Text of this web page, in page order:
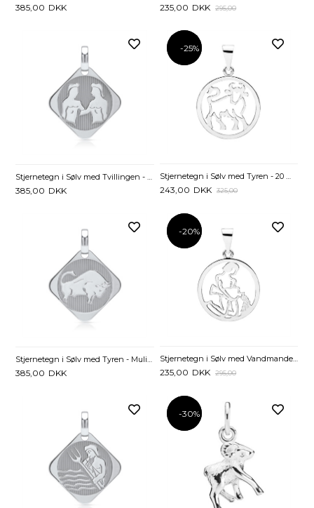
385,00 DKK 235,00 DKK 295,00
385,00 DKK
-25%
-25%
Stjernetegn i Sølv med Tyren - 20 mm
243,00 DKK 325,00
Stjernetegn i Sølv med Tyren - Mulighed for gravering
385,00 DKK
-20%
-20%
Stjernetegn i Sølv med Vandmanden - 20 mm
235,00 DKK 295,00
-30%
-30%